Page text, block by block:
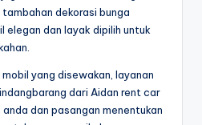
dekorasi bunga
elegan dan layak dipilih untuk
yang disewakan, layanan
dari Aidan rent car
dan pasangan menentukan